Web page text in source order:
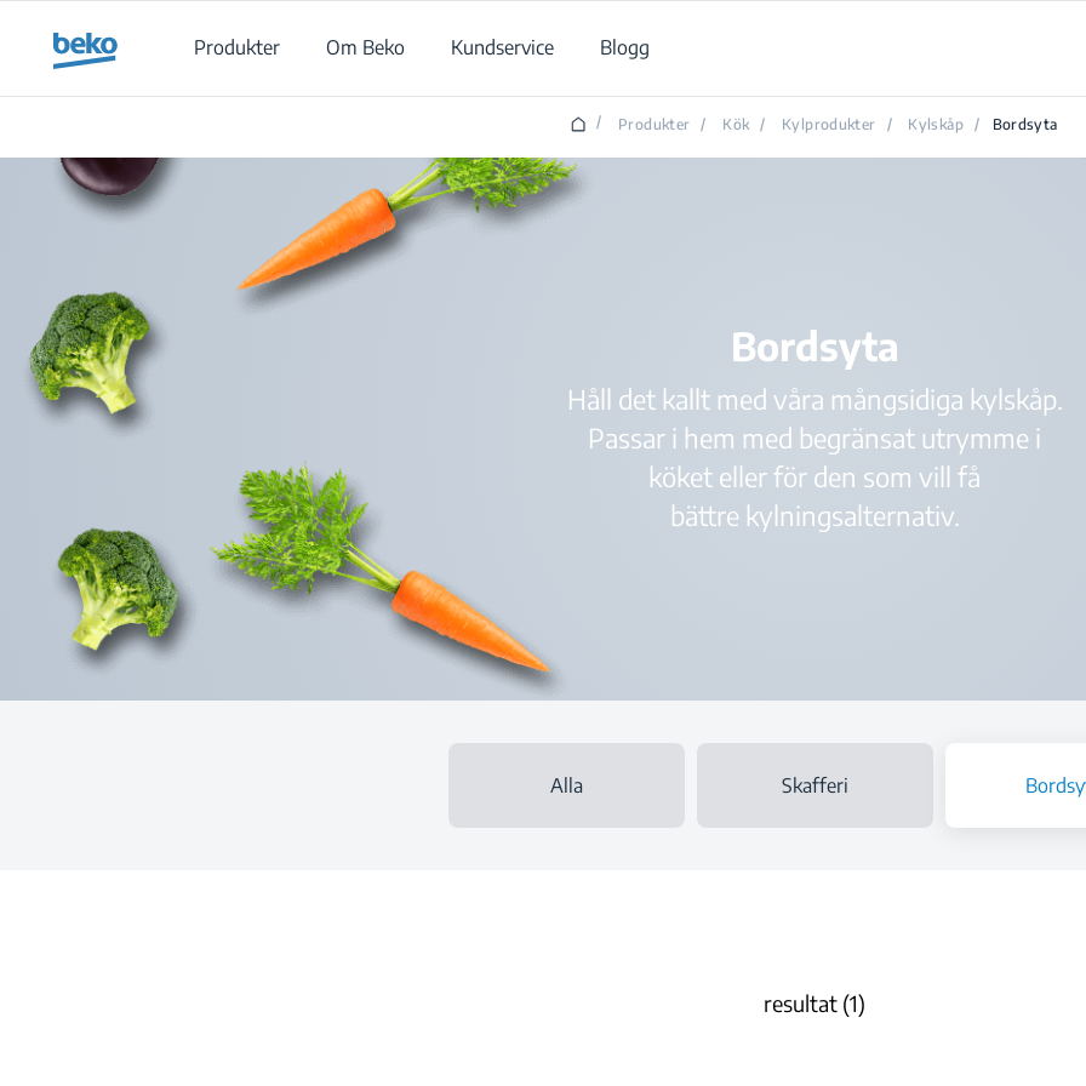
Produkter
Om Beko Kundservice Blogg
/ Produkter / Kök / Kylprodukter / Kylskåp / Bordsyta
Bordsyta
Håll det kallt med våra mångsidiga kylskåp.
Passar i hem med begränsat utrymme i
köket eller för den som vill få
bättre kylningsalternativ.
Alla Skafferi
resultat (1)